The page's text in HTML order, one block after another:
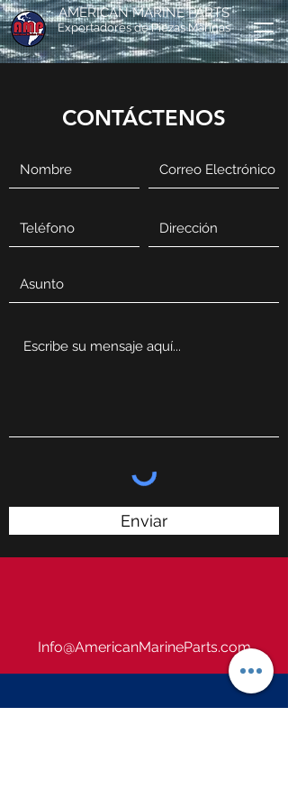
AMERICAN MARINE PARTS
Exportadores de Piezas Marinas
CONTÁCTENOS
Enviar
Info@AmericanMarineParts.com